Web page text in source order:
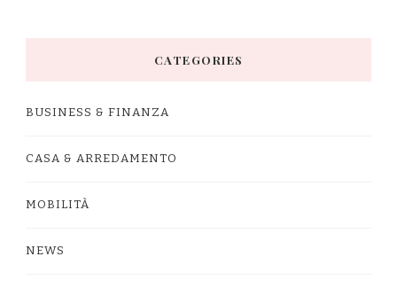
CATEGORIES
BUSINESS & FINANZA
CASA & ARREDAMENTO
MOBILITÀ
NEWS